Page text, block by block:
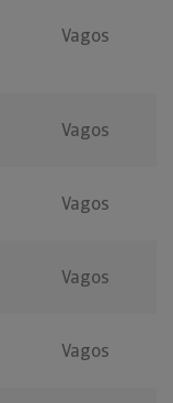
Vagos
Vagos
Vagos
Vagos
Vagos